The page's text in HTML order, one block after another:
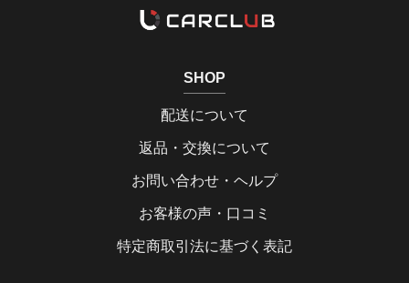
SHOP
配送について
返品・交換について
お問い合わせ・ヘルプ
お客様の声・口コミ
特定商取引法に基づく表記